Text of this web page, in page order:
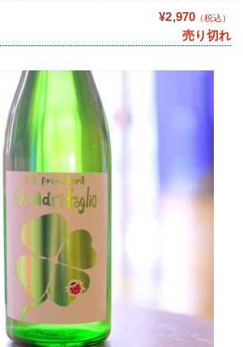
¥2,970 （税込）
売り切れ